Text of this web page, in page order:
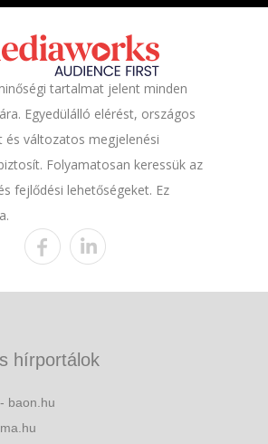
tartalmat jelent minden
Egyedülálló elérést, országos
és változatos megjelenési
Folyamatosan keressük az
fejlődési lehetőségeket. Ez
hírportálok
baon.hu